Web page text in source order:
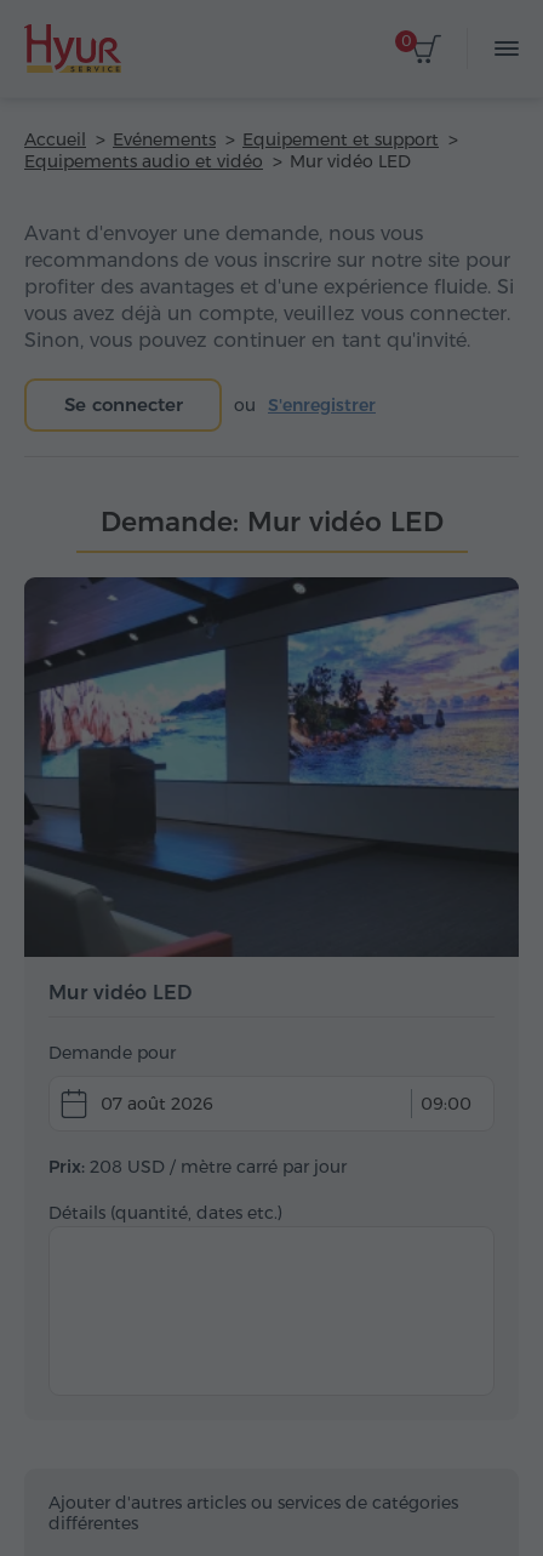
0
Accueil Evénements
Equipement et support
Equipements audio et vidéo
Mur vidéo LED
Avant d'envoyer une demande, nous vous
recommandons de vous inscrire sur notre site pour
profiter des avantages et d'une expérience fluide. Si
vous avez déjà un compte, veuillez vous connecter.
Sinon, vous pouvez continuer en tant qu'invité.
Se connecter ou S'enregistrer
Demande: Mur vidéo LED
Mur vidéo LED
Demande pour
07 août 2026 09:00
Prix: 208 USD / mètre carré par jour
Détails (quantité, dates etc.)
Ajouter d'autres articles ou services de catégories
différentes